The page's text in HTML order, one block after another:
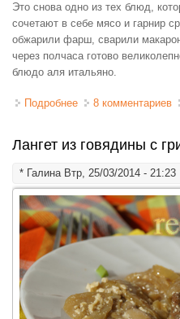
Это снова одно из тех блюд,
сочетают в себе мясо и гарнир
обжарили фарш, сварили
через полчаса готово
блюдо аля итальяно.
Подробнее о Запеканка из
8 комментариев
Лангет из говядины с
* ГалинаВтр, 25/03/2014 - 21:23